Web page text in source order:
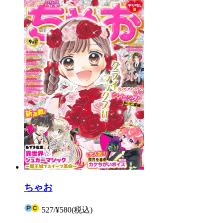
ちゃお
527/¥580(税込)